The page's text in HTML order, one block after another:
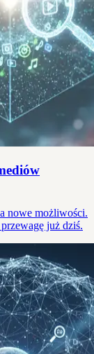
nowe możliwości.
już dziś.